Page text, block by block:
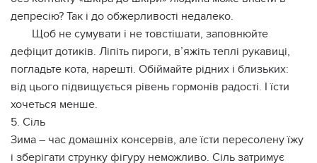
депресію? Так і до обжерливості недалеко.
Щоб не сумувати і не товстішати, заповнюйте
дефіцит дотиків. Ліпіть пироги, в’яжіть теплі рукавиці,
погладьте кота, нарешті. Обіймайте рідних і близьких:
від цього підвищується рівень гормонів радості. І їсти
хочеться менше.
5. Сіль
Зима – час домашніх консервів, але їсти пересолену їжу
і зберігати струнку фігуру неможливо. Сіль затримує